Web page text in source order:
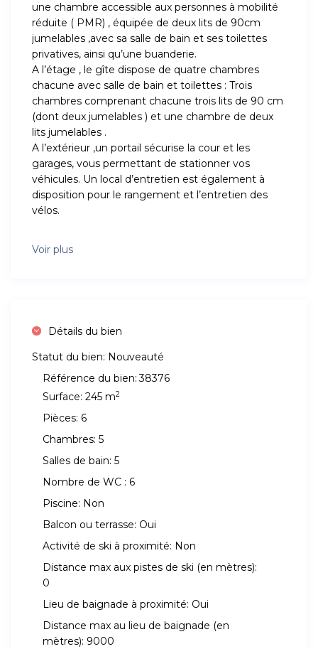
une chambre accessible aux personnes à mobilité
réduite ( PMR) , équipée de deux lits de 90cm
jumelables ,avec sa salle de bain et ses toilettes
privatives, ainsi qu’une buanderie.
A l’étage , le gîte dispose de quatre chambres
chacune avec salle de bain et toilettes : Trois
chambres comprenant chacune trois lits de 90 cm
(dont deux jumelables ) et une chambre de deux
lits jumelables .
A l’extérieur ,un portail sécurise la cour et les
garages, vous permettant de stationner vos
véhicules. Un local d’entretien est également à
disposition pour le rangement et l’entretien des
vélos.
Voir plus
Détails du bien
Statut du bien: Nouveauté
Référence du bien: 38376
Surface: 245 m2
Pièces: 6
Chambres: 5
Salles de bain: 5
Nombre de WC : 6
Piscine: Non
Balcon ou terrasse: Oui
Activité de ski à proximité: Non
Distance max aux pistes de ski (en mètres):
0
Lieu de baignade à proximité: Oui
Distance max au lieu de baignade (en
mètres): 9000